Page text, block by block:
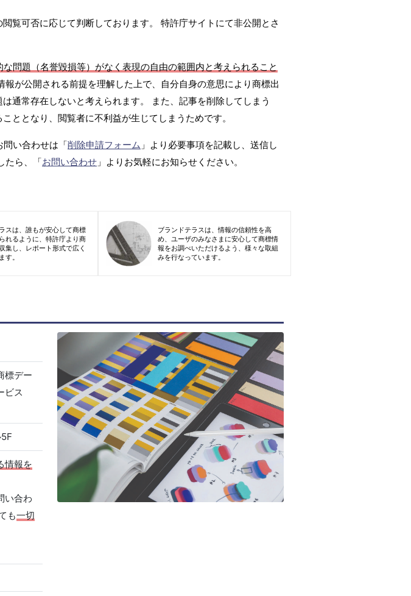
覧可否に応じて判断しております。 特許庁サイトにて非公開とさ
問題（名誉毀損等）がなく表現の自由の範囲内と考えられること
報が公開される前提を理解した上で、自分自身の意思により商標出
通常存在しないと考えられます。 また、記事を削除してしまう
ととなり、閲覧者に不利益が生じてしまうためです。
い合わせは「削除申請フォーム 」より必要事項を記載し、送信し
たら、「お問い合わせ 」よりお気軽にお知らせください。
スは、誰もが安心して商標
れるように、特許庁より商
集し、レポート形式で広く
す。
ブランドテラスは、情報の信頼性を高
め、ユーザのみなさまに安心して商標情
報をお調べいただけるよう、様々な取組
みを行なっています。
標デー
ビス
情報を
い合わ
も一切